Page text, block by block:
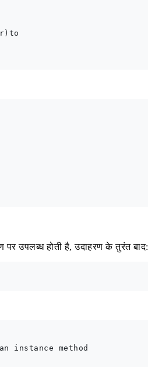
पर उपलब्ध होती है, उदाहरण के तुरंत बाद:
instance method